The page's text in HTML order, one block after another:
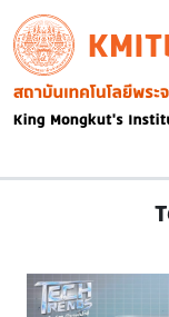
Skip to main content
Image